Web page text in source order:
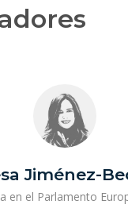
Jiménez-
en el Parlamento